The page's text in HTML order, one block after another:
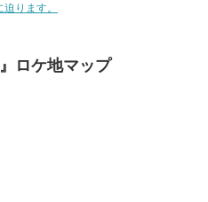
ります。
ロケ地マップ